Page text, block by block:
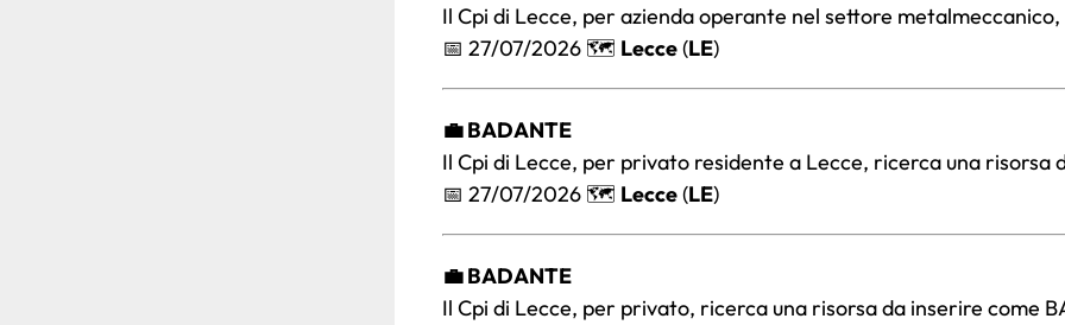
Il Cpi di Lecce, per azienda operante nel settore
📅 27/07/2026 🗺️ Lecce(LE)
💼 BADANTE
Il Cpi di Lecce, per privato residente a Lecce, ricerca una risorsa
📅 27/07/2026 🗺️ Lecce(LE)
💼 BADANTE
Il Cpi di Lecce, per privato, ricerca una risorsa da inserire come